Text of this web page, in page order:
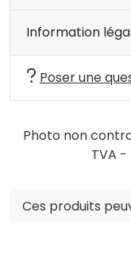
Information
Poser une
Photo non
TVA -
Ces produits